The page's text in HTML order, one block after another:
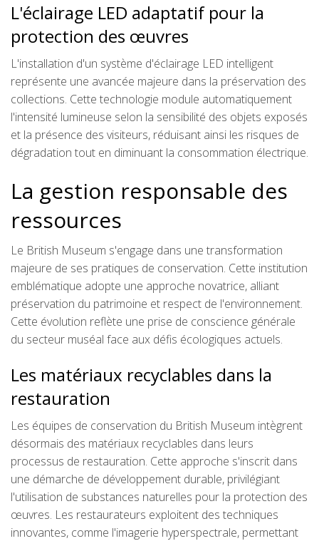
L'éclairage LED adaptatif pour la
protection des œuvres
L'installation d'un système d'éclairage LED intelligent
représente une avancée majeure dans la préservation des
collections. Cette technologie module automatiquement
l'intensité lumineuse selon la sensibilité des objets exposés
et la présence des visiteurs, réduisant ainsi les risques de
dégradation tout en diminuant la consommation électrique.
La gestion responsable des
ressources
Le British Museum s'engage dans une transformation
majeure de ses pratiques de conservation. Cette institution
emblématique adopte une approche novatrice, alliant
préservation du patrimoine et respect de l'environnement.
Cette évolution reflète une prise de conscience générale
du secteur muséal face aux défis écologiques actuels.
Les matériaux recyclables dans la
restauration
Les équipes de conservation du British Museum intègrent
désormais des matériaux recyclables dans leurs
processus de restauration. Cette approche s'inscrit dans
une démarche de développement durable, privilégiant
l'utilisation de substances naturelles pour la protection des
œuvres. Les restaurateurs exploitent des techniques
innovantes, comme l'imagerie hyperspectrale, permettant